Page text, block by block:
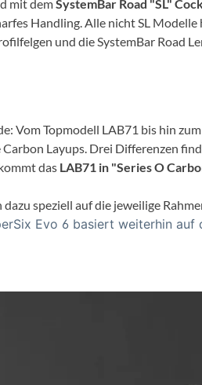
Uebler
Winora
Zefal
mit demSystemBar Road "SL"
Handling. Alle nicht SL Modelle
und die SystemBar Road
Vom Topmodell LAB71 bis hin
Layups. Drei Differenzen
das LAB71 in "Series O
speziell auf die jeweilige
Evo 6 basiert weiterhin